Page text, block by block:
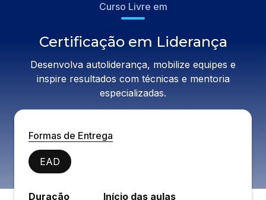
Curso Livre em
Certificação em Liderança
Desenvolva autoliderança, mobilize equipes e
inspire resultados com técnicas e mentoria
especializadas.
Formas de Entrega
EAD
Duração
Início das aulas